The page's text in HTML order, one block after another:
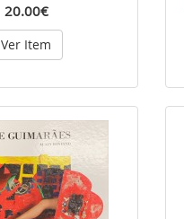
20.00€
Ver Item